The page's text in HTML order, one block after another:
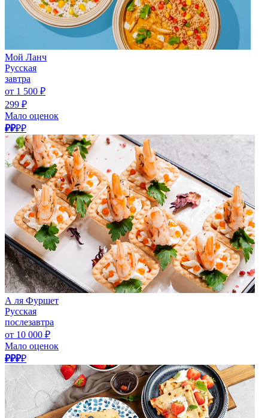
Мой Ланч
Русская
завтра
от 1 500 ₽
299 ₽
Мало оценок
₽₽₽₽
А ля Фуршет
Русская
послезавтра
от 10 000 ₽
Мало оценок
₽₽₽₽